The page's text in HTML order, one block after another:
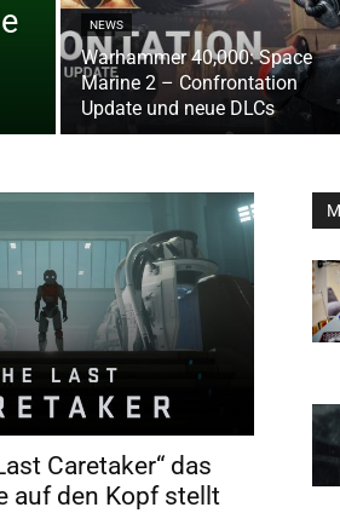
NEWS
Warhammer 40,000: Space
Marine 2 – Confrontation
Update und neue DLCs
Caretaker“ das
auf den Kopf stellt